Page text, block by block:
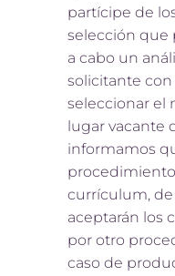
partícipe de
selección que
a cabo un
solicitante
seleccionar el
lugar vacante
informamos
currículum,
aceptarán los
por otro
caso de